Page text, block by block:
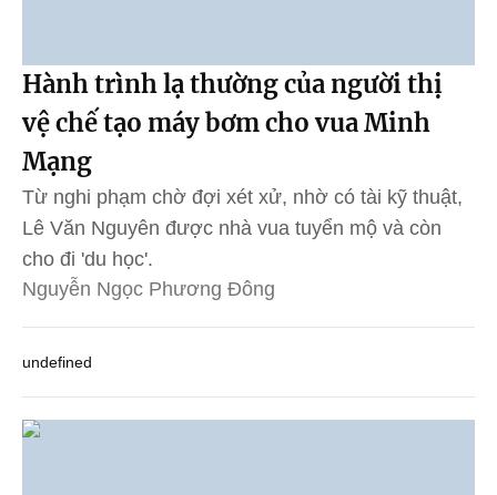
Hành trình lạ thường của người thị
vệ chế tạo máy bơm cho vua Minh
Mạng
Từ nghi phạm chờ đợi xét xử, nhờ có tài kỹ thuật,
Lê Văn Nguyên được nhà vua tuyển mộ và còn
cho đi 'du học'.
Nguyễn Ngọc Phương Đông
undefined